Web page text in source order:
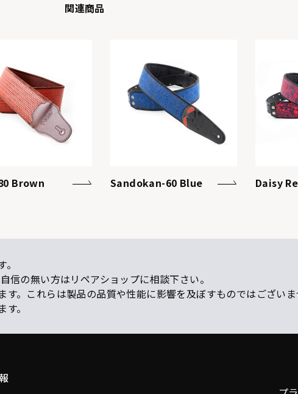
関連商品
Brown Sandokan-60 Blue Daisy
の無い方はリペアショップに相談下さい。
。これらは製品の品質や性能に影響を及ぼすものではございま
。